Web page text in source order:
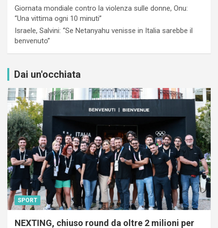
Giornata mondiale contro la violenza sulle donne, Onu:
“Una vittima ogni 10 minuti”
Israele, Salvini: “Se Netanyahu venisse in Italia sarebbe il
benvenuto”
Dai un'occhiata
SPORT
NEXTING, chiuso round da oltre 2 milioni per